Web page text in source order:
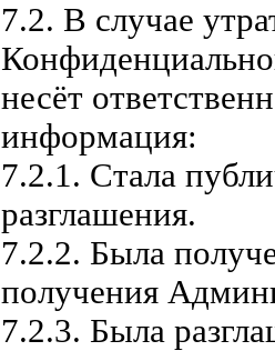
7.2. В случае
несёт
информация:
7.2.1. Стала
разглашения.
7.2.2. Была
получения
7.2.3. Была